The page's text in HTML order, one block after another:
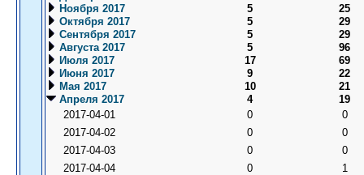
Ноября 2017
5
25
Октября 2017
5
29
Сентября 2017
5
29
Августа 2017
5
96
Июля 2017
17
69
Июня 2017
9
22
Мая 2017
10
21
Апреля 2017
4
19
2017-04-01
0
0
2017-04-02
0
0
2017-04-03
0
0
2017-04-04
0
1